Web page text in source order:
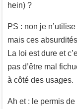
hein) ?
PS : non je
mais ces
La loi est dure et
pas d’être mal
à côté des usages.
Ah et : le permis